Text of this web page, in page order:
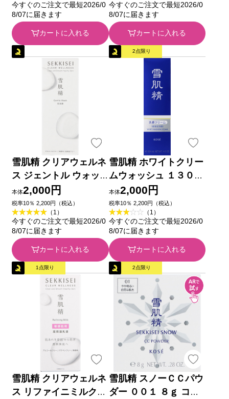
今すぐのご注文で最短2026/0
8/07に届きます
カートに入れる
今すぐのご注文で最短2026/0
8/07に届きます
カートに入れる
雪肌精 クリアウェルネ
ス ジェントル ウォッ
シュ １６０ｍｌ コー
セー
本体2,000円
税率10％ 2,200円（税込）
（1）
今すぐのご注文で最短2026/0
8/07に届きます
カートに入れる
2点限り
雪肌精 ホワイトクリー
ムウォッシュ １３０ｇ
コーセー
本体2,000円
税率10％ 2,200円（税込）
（1）
今すぐのご注文で最短2026/0
8/07に届きます
カートに入れる
1点限り
雪肌精 クリアウェルネ
ス リファイニミルク
2点限り
雪肌精 スノーＣＣパウ
ダー ００１ ８ｇ コー